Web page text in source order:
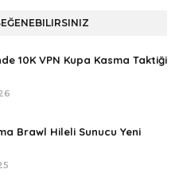
10K VPN Kupa Kasma Taktiği
Brawl Hileli Sunucu Yeni